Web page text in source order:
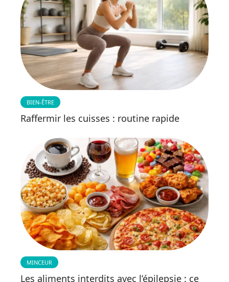
BIEN-ÊTRE
Raffermir les cuisses : routine rapide
MINCEUR
Les aliments interdits avec l’épilepsie : ce